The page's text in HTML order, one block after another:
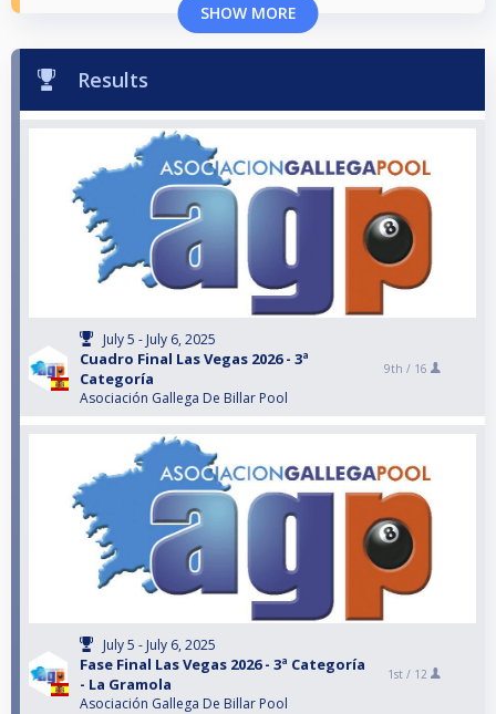
SHOW MORE
Results
July 5 - July 6, 2025
Cuadro Final Las Vegas 2026 - 3ª
Categoría
Asociación Gallega De Billar Pool
9th / 16
July 5 - July 6, 2025
Fase Final Las Vegas 2026 - 3ª Categoría
- La Gramola
Asociación Gallega De Billar Pool
1st / 12